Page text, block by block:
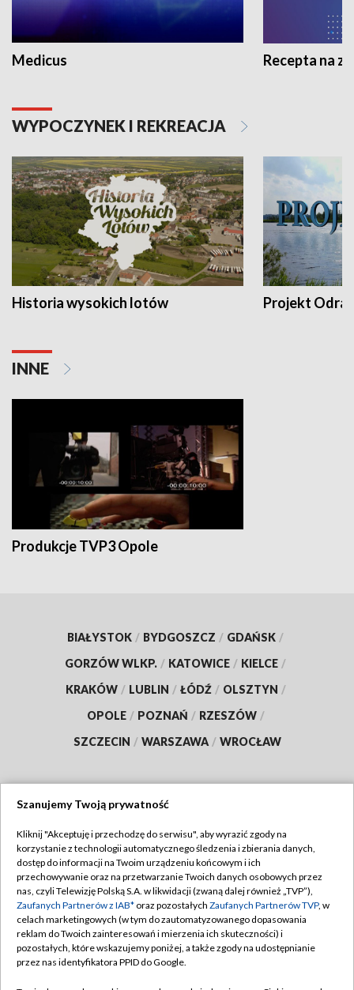
Medicus Recepta na
WYPOCZYNEK I REKREACJA
Historia wysokich lotów Projekt Odra
INNE
Produkcje TVP3 Opole
BIAŁYSTOK / BYDGOSZCZ / GDAŃSK /
GORZÓW WLKP. / KATOWICE / KIELCE /
KRAKÓW / LUBLIN / ŁÓDŹ / OLSZTYN /
OPOLE / POZNAŃ / RZESZÓW /
SZCZECIN / WARSZAWA / WROCŁAW
TVP
Abonament TVP
Emisja w TVP
Centrum informacji TVP
Naziemna Telewizja Cyfrowa
Regulamin TVP
Polityka prywatności
Moje zgody
Pomoc
Szanujemy Twoją prywatność
Kliknij "Akceptuję i przechodzę do serwisu", aby wyrazić zgody na
korzystanie z technologii automatycznego śledzenia i zbierania danych,
dostęp do informacji na Twoim urządzeniu końcowym i ich
przechowywanie oraz na przetwarzanie Twoich danych osobowych przez
nas, czyli Telewizję Polską S.A. w likwidacji (zwaną dalej również „TVP”),
Zaufanych Partnerów z IAB* oraz pozostałych Zaufanych Partnerów TVP, w
celach marketingowych (w tym do zautomatyzowanego dopasowania
reklam do Twoich zainteresowań i mierzenia ich skuteczności) i
pozostałych, które wskazujemy poniżej, a także zgody na udostępnianie
przez nas identyfikatora PPID do Google.